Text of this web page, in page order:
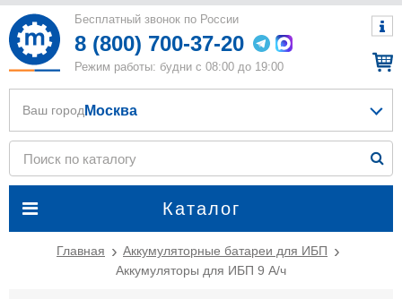
Бесплатный звонок по России
8 (800) 700-37-20
Режим работы: будни с 08:00 до 19:00
Каталог
Ваш город Москва
Главная
Аккумуляторные батареи для ИБП
Аккумуляторы для ИБП 9 А/ч